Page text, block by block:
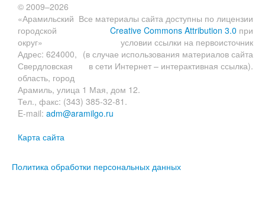
Все материалы сайта доступны по лицензии
Creative Commons Attribution 3.0 при
условии ссылки на первоисточник
(в случае использования материалов сайта
в сети Интернет – интерактивная ссылка).
© 2009–2026
«Арамильский
городской
округ»
Адрес: 624000,
Свердловская
область, город
Арамиль, улица 1 Мая, дом 12.
Тел., факс: (343) 385-32-81.
E-mail: adm@aramilgo.ru
Карта сайта
Политика обработки персональных данных